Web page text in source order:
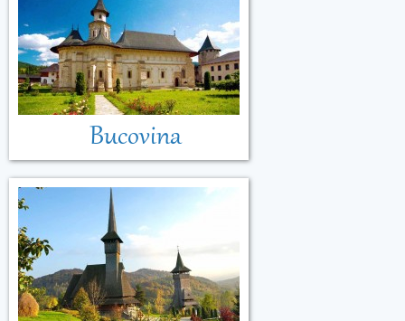
Bucovina